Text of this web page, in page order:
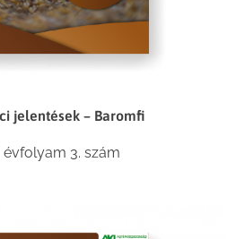
jelentések – Baromfi
évfolyam 3. szám